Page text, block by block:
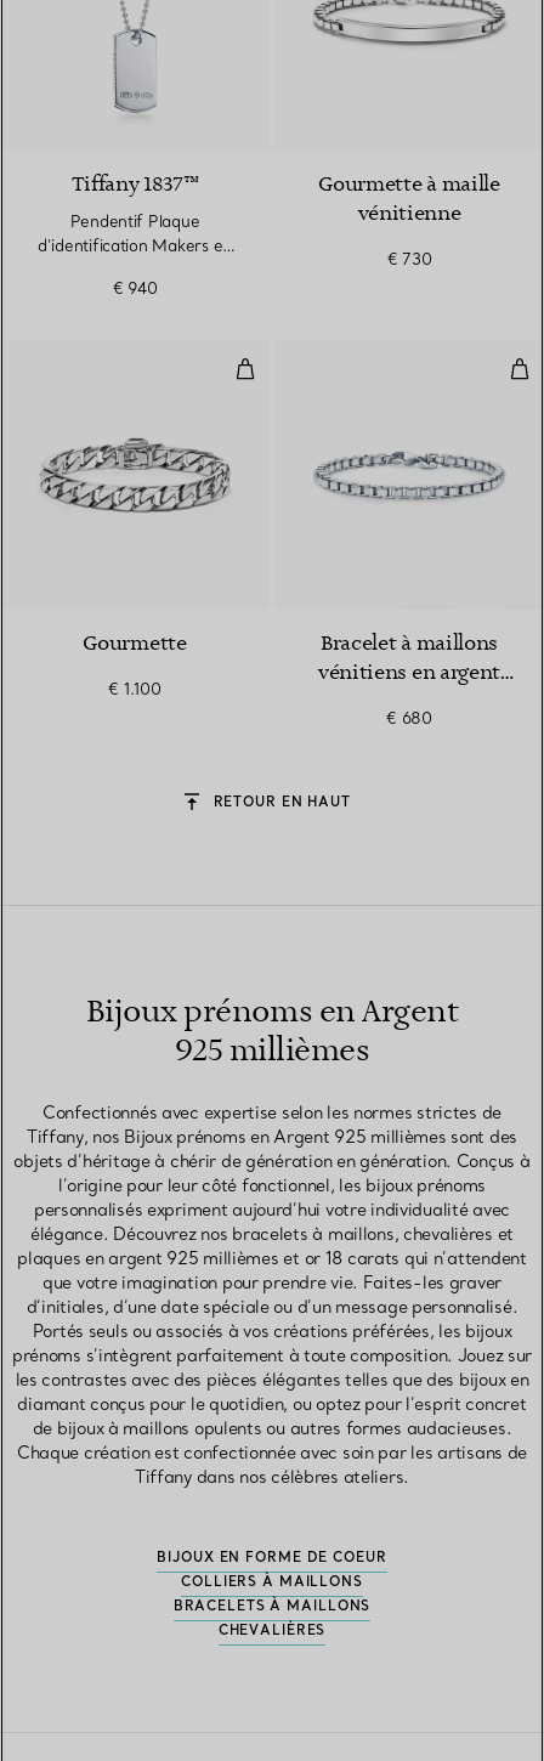
Tiffany 1837™
Pendentif Plaque
d’identification Makers en
€ 940
Gourmette à maille
vénitienne
€ 730
Gourmette
Gourmette
€ 1.100
Bracelet à maillons
vénitiens en argent
€ 680
RETOUR EN HAUT
Bijoux prénoms en Argent
925 millièmes
Confectionnés avec expertise selon les normes strictes de
Tiffany, nos Bijoux prénoms en Argent 925 millièmes sont des
objets d’héritage à chérir de génération en génération. Conçus à
l’origine pour leur côté fonctionnel, les bijoux prénoms
personnalisés expriment aujourd’hui votre individualité avec
élégance. Découvrez nos bracelets à maillons, chevalières et
plaques en argent 925 millièmes et or 18 carats qui n’attendent
que votre imagination pour prendre vie. Faites-les graver
d’initiales, d’une date spéciale ou d’un message personnalisé.
Portés seuls ou associés à vos créations préférées, les bijoux
prénoms s’intègrent parfaitement à toute composition. Jouez sur
les contrastes avec des pièces élégantes telles que des bijoux en
diamant conçus pour le quotidien, ou optez pour l’esprit concret
de bijoux à maillons opulents ou autres formes audacieuses.
Chaque création est confectionnée avec soin par les artisans de
Tiffany dans nos célèbres ateliers.
BIJOUX EN FORME DE COEUR
COLLIERS À MAILLONS
BRACELETS À MAILLONS
CHEVALIÈRES